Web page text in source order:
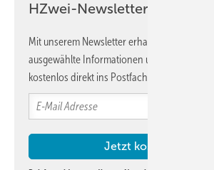
HZwei-Newsletter!
Mit unserem Newsletter erhalten Sie
ausgewählte Informationen und Neuigkeiten,
kostenlos direkt ins Postfach.